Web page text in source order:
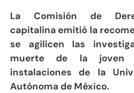
La Comisión de
capitalina emitió la
se agilicen las
muerte de la joven
instalaciones de la
Autónoma de México.